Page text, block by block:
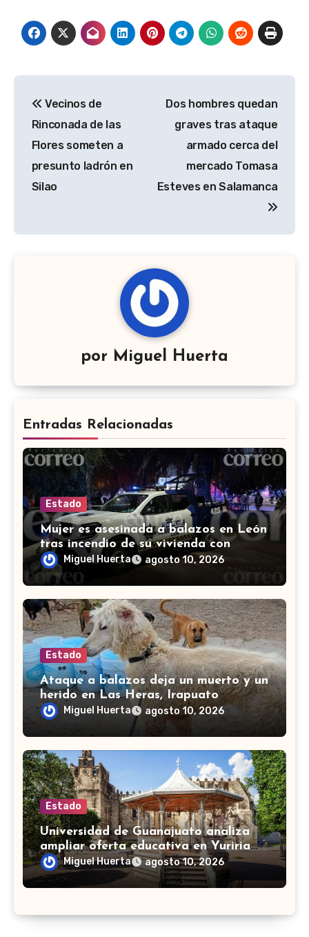
de
entradas
Vecinos de
Rinconada de las
Flores someten a
presunto ladrón en
Silao
Dos hombres quedan
graves tras ataque
armado cerca del
mercado Tomasa
Esteves en Salamanca
por Miguel Huerta
Entradas Relacionadas
Estado
Mujer es asesinada a balazos en León
tras incendio de su vivienda con
bombas molotov
Miguel Huerta agosto 10, 2026
Estado
Ataque a balazos deja un muerto y un
herido en Las Heras, Irapuato
Miguel Huerta agosto 10, 2026
Estado
Universidad de Guanajuato analiza
ampliar oferta educativa en Yuriria
para cubrir demandas de la zona sur
Miguel Huerta agosto 10, 2026